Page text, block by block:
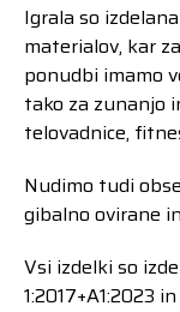
Igrala so
materialov, kar
ponudbi imamo
tako za zunanjo
telovadnice,
Nudimo tudi
gibalno ovirane
Vsi izdelki so
1:2017+A1:2023